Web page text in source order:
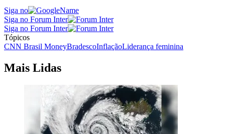
Siga no
Siga no Forum Inter
Siga no Forum Inter
Tópicos
CNN Brasil MoneyBradescoInflaçãoLiderança feminina
Mais Lidas